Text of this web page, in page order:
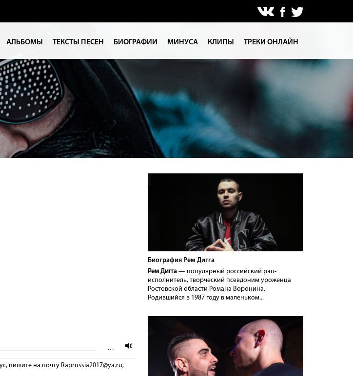
АЛЬБОМЫ ТЕКСТЫ ПЕСЕН БИОГРАФИИ МИНУСА КЛИПЫ ТРЕКИ ОНЛАЙН
…
пишите на почту Raprussia2017@ya.ru,
Биография Рем Дигга
Рем Дигга— популярный российский рэп-
исполнитель, творческий псевдоним уроженца
Ростовской области Романа Воронина.
Родившийся в 1987 году в маленьком...